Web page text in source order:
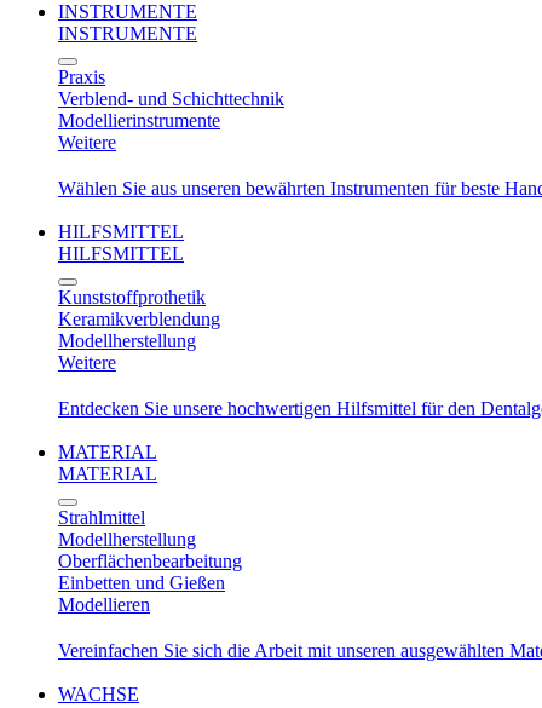
INSTRUMENTE
INSTRUMENTE
Praxis
Verblend- und Schichttechnik
Modellierinstrumente
Weitere
Wählen Sie aus unseren bewährten Instrumenten für beste
HILFSMITTEL
HILFSMITTEL
Kunststoffprothetik
Keramikverblendung
Modellherstellung
Weitere
Entdecken Sie unsere hochwertigen Hilfsmittel für den
MATERIAL
MATERIAL
Strahlmittel
Modellherstellung
Oberflächenbearbeitung
Einbetten und Gießen
Modellieren
Vereinfachen Sie sich die Arbeit mit unseren ausgewählten
WACHSE